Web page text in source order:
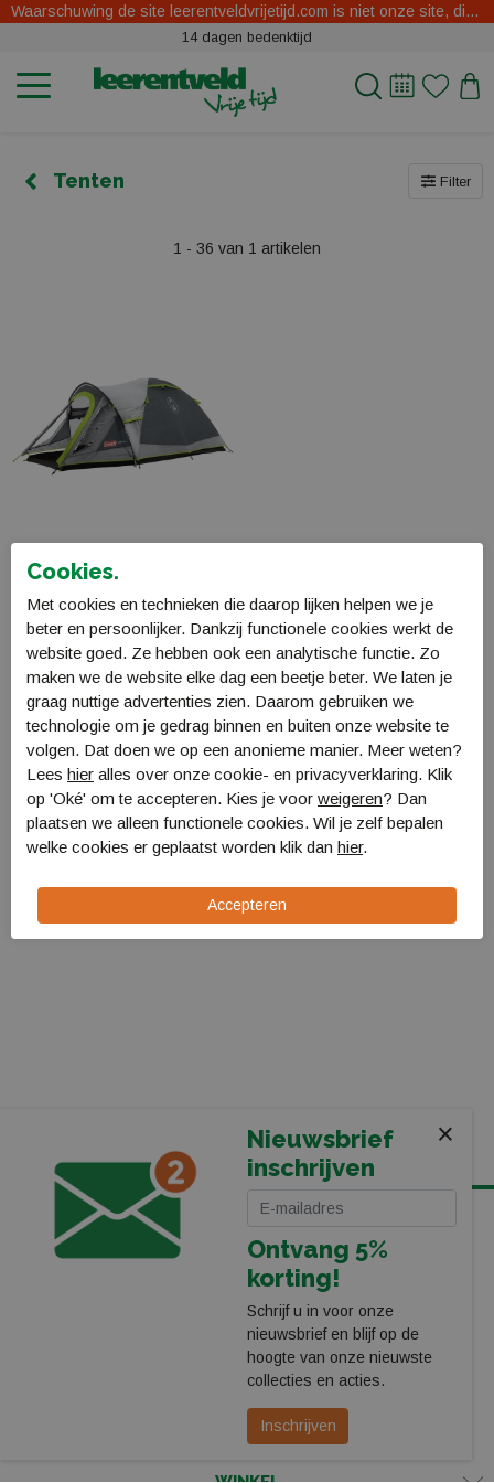
Waarschuwing de site leerentveldvrijetijd.com is niet onze site, dit zijn oplichters.
14 dagen bedenktijd
Tenten Filter
1 - 36 van 1 artikelen
2176902
€ 129,99
KOMT U LANGS IN ONZE WINKEL BIJ HET PEC ZWOLLE
STADION
×
Nieuwsbrief
inschrijven
Ontvang 5%
korting!
Schrijf u in voor onze
nieuwsbrief en blijf op de
hoogte van onze nieuwste
collecties en acties.
Inschrijven
Cookies.
Met cookies en technieken die daarop lijken helpen we je
beter en persoonlijker. Dankzij functionele cookies werkt de
website goed. Ze hebben ook een analytische functie. Zo
maken we de website elke dag een beetje beter. We laten je
graag nuttige advertenties zien. Daarom gebruiken we
technologie om je gedrag binnen en buiten onze website te
volgen. Dat doen we op een anonieme manier. Meer weten?
Lees hier alles over onze cookie- en privacyverklaring. Klik
op 'Oké' om te accepteren. Kies je voor weigeren? Dan
plaatsen we alleen functionele cookies. Wil je zelf bepalen
welke cookies er geplaatst worden klik dan hier.